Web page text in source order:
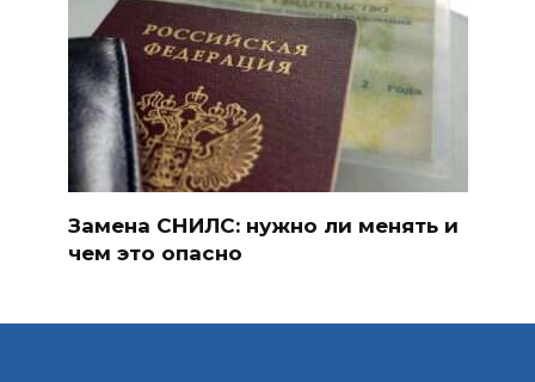
Замена СНИЛС: нужно ли менять и
чем это опасно